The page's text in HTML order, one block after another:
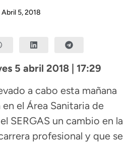
Abril 5, 2018
5 abril 2018 | 17:29
a cabo esta mañana
el Área Sanitaria de
SERGAS un cambio en la
profesional y que se